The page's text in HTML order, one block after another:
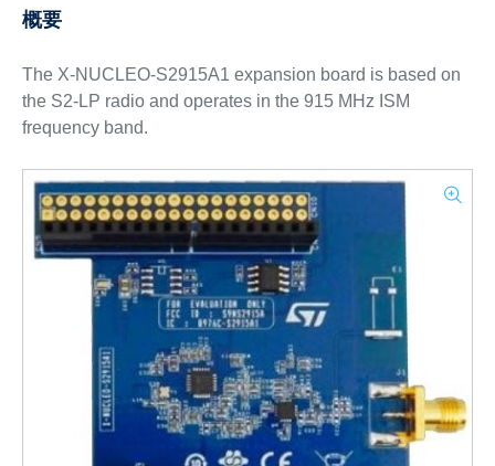
概要
The X-NUCLEO-S2915A1 expansion board is based on
the S2-LP radio and operates in the 915 MHz ISM
frequency band.